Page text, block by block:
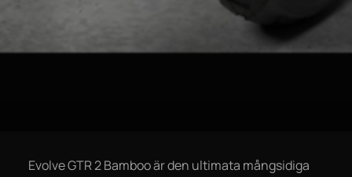
Evolve GTR 2 Bamboo är den ultimata mångsidiga